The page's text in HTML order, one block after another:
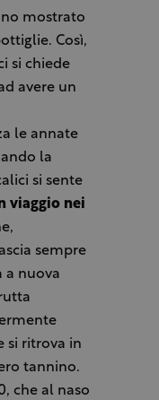
mostrato
Così,
si chiede
avere un
le annate
la
si sente
viaggio nei
sempre
a nuova
si ritrova in
tannino.
che al naso